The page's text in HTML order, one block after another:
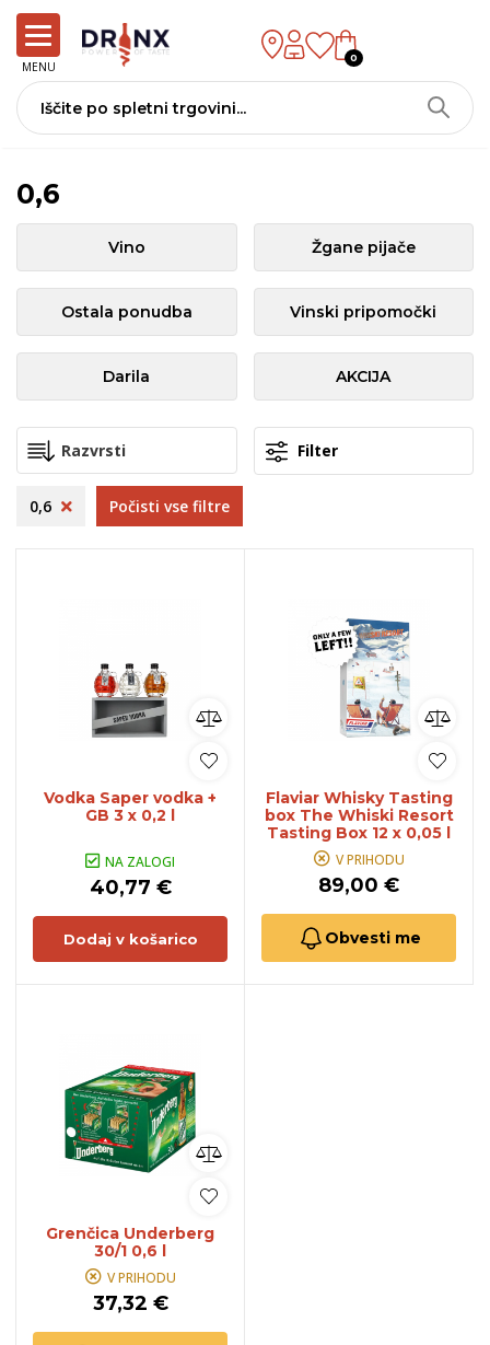
MENU
0
0,6
Vino Žgane pijače
Ostala ponudba Vinski pripomočki
Darila AKCIJA
Filter
0,6 Počisti vse filtre
Vodka Saper vodka +
GB 3 x 0,2 l
NA ZALOGI
40,77 €
Dodaj v košarico
Flaviar Whisky Tasting
box The Whiski Resort
Tasting Box 12 x 0,05 l
V PRIHODU
89,00 €
Obvesti me
Grenčica Underberg
30/1 0,6 l
V PRIHODU
37,32 €